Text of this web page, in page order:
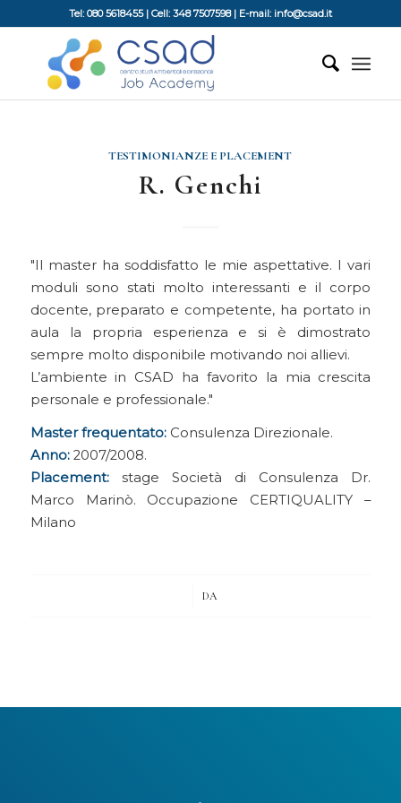
Tel: 080 5618455 | Cell: 348 7507598 | E-mail: info@csad.it
TESTIMONIANZE E PLACEMENT
R. Genchi
Il master ha soddisfatto le mie aspettative. I vari
moduli sono stati molto interessanti e il corpo
docente, preparato e competente, ha portato in
aula la propria esperienza e si è dimostrato
sempre molto disponibile motivando noi allievi.
L’ambiente in CSAD ha favorito la mia crescita
personale e professionale.
Master frequentato:Consulenza Direzionale.
Anno:2007/2008.
Placement:stage Società di Consulenza Dr.
Marco Marinò. Occupazione CERTIQUALITY –
Milano
DA